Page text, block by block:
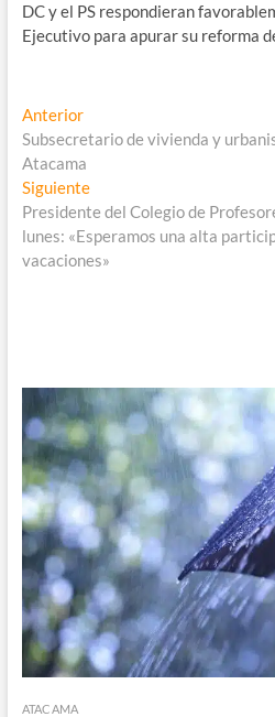
DC y el PS respondieran
Ejecutivo para apurar su reforma
Navegación
de
entradas
AnteriorEntrada
anterior:
Subsecretario de vivienda y
Atacama
SiguienteEntrada
siguiente:
Presidente del Colegio de
lunes: «Esperamos una alta
vacaciones»
ATACAMA